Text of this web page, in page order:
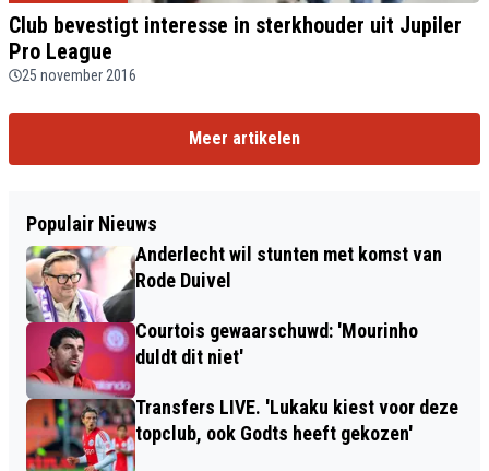
Club bevestigt interesse in sterkhouder uit Jupiler
Pro League
25 november 2016
Meer artikelen
Populair Nieuws
Anderlecht wil stunten met komst van
Rode Duivel
Courtois gewaarschuwd: 'Mourinho
duldt dit niet'
Transfers LIVE. 'Lukaku kiest voor deze
topclub, ook Godts heeft gekozen'